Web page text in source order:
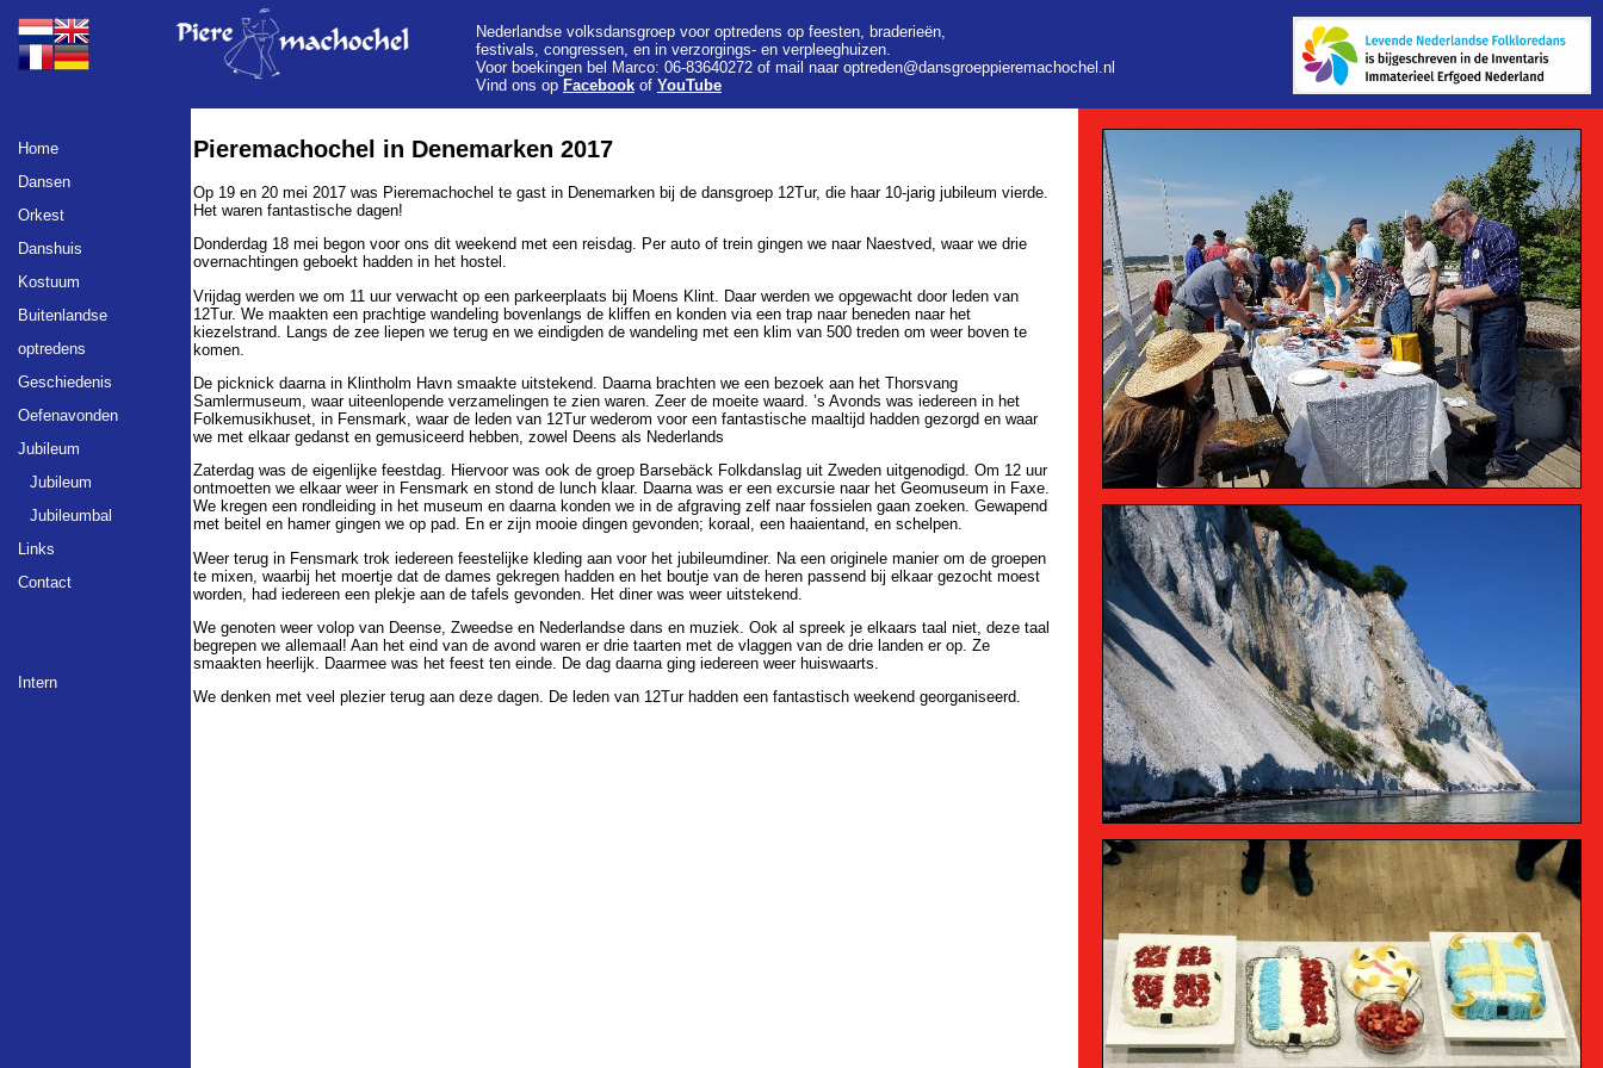
Nederlandse volksdansgroep voor optredens op feesten, braderieën,
festivals, congressen, en in verzorgings- en verpleeghuizen.
Voor boekingen bel Marco: 06-83640272 of mail naar optreden@dansgroeppieremachochel.nl
Vind ons op Facebook of YouTube
Pieremachochel in Denemarken 2017
Op 19 en 20 mei 2017 was Pieremachochel te gast in Denemarken bij de dansgroep 12Tur, die haar 10-jarig jubileum vierde.
Het waren fantastische dagen!
Donderdag 18 mei begon voor ons dit weekend met een reisdag. Per auto of trein gingen we naar Naestved, waar we drie
overnachtingen geboekt hadden in het hostel.
Vrijdag werden we om 11 uur verwacht op een parkeerplaats bij Moens Klint. Daar werden we opgewacht door leden van
12Tur. We maakten een prachtige wandeling bovenlangs de kliffen en konden via een trap naar beneden naar het
kiezelstrand. Langs de zee liepen we terug en we eindigden de wandeling met een klim van 500 treden om weer boven te
komen.
De picknick daarna in Klintholm Havn smaakte uitstekend. Daarna brachten we een bezoek aan het Thorsvang
Samlermuseum, waar uiteenlopende verzamelingen te zien waren. Zeer de moeite waard. ’s Avonds was iedereen in het
Folkemusikhuset, in Fensmark, waar de leden van 12Tur wederom voor een fantastische maaltijd hadden gezorgd en waar
we met elkaar gedanst en gemusiceerd hebben, zowel Deens als Nederlands
Zaterdag was de eigenlijke feestdag. Hiervoor was ook de groep Barsebäck Folkdanslag uit Zweden uitgenodigd. Om 12 uur
ontmoetten we elkaar weer in Fensmark en stond de lunch klaar. Daarna was er een excursie naar het Geomuseum in Faxe.
We kregen een rondleiding in het museum en daarna konden we in de afgraving zelf naar fossielen gaan zoeken. Gewapend
met beitel en hamer gingen we op pad. En er zijn mooie dingen gevonden; koraal, een haaientand, en schelpen.
Weer terug in Fensmark trok iedereen feestelijke kleding aan voor het jubileumdiner. Na een originele manier om de groepen
te mixen, waarbij het moertje dat de dames gekregen hadden en het boutje van de heren passend bij elkaar gezocht moest
worden, had iedereen een plekje aan de tafels gevonden. Het diner was weer uitstekend.
We genoten weer volop van Deense, Zweedse en Nederlandse dans en muziek. Ook al spreek je elkaars taal niet, deze taal
begrepen we allemaal! Aan het eind van de avond waren er drie taarten met de vlaggen van de drie landen er op. Ze
smaakten heerlijk. Daarmee was het feest ten einde. De dag daarna ging iedereen weer huiswaarts.
We denken met veel plezier terug aan deze dagen. De leden van 12Tur hadden een fantastisch weekend georganiseerd.
Home
Dansen
Orkest
Danshuis
Kostuum
Buitenlandse
optredens
Geschiedenis
Oefenavonden
Jubileum
Jubileum
Jubileumbal
Links
Contact
Intern